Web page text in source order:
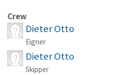
Crew
Dieter Otto
Eigner
Dieter Otto
Skipper